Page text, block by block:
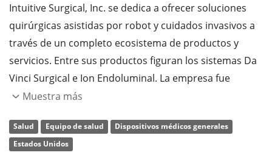
Intuitive Surgical, Inc. se dedica a ofrecer soluciones
quirúrgicas asistidas por robot y cuidados invasivos a
través de un completo ecosistema de productos y
servicios. Entre sus productos figuran los sistemas Da
Vinci Surgical e Ion Endoluminal. La empresa fue
fundada por Frederic H. Moll, John Gordon Freund y
sede en Sunnyvale, California.
Muestra más
Salud Equipo de salud
Dispositivos médicos generales
Estados Unidos